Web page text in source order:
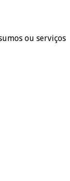
ou serviços